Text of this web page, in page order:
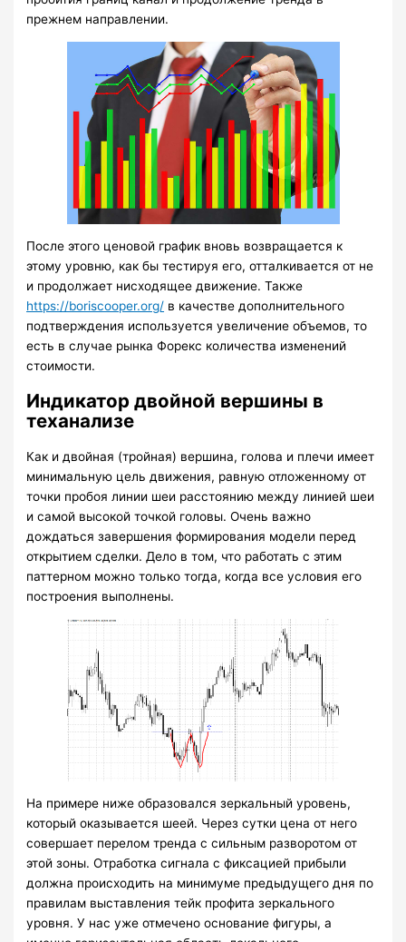
прежнем направлении.
После этого ценовой график вновь возвращается к
этому уровню, как бы тестируя его, отталкивается от не
и продолжает нисходящее движение. Также
https://boriscooper.org/ в качестве дополнительного
подтверждения используется увеличение объемов, то
есть в случае рынка Форекс количества изменений
стоимости.
Индикатор двойной вершины в
теханализе
Как и двойная (тройная) вершина, голова и плечи имеет
минимальную цель движения, равную отложенному от
точки пробоя линии шеи расстоянию между линией шеи
и самой высокой точкой головы. Очень важно
дождаться завершения формирования модели перед
открытием сделки. Дело в том, что работать с этим
паттерном можно только тогда, когда все условия его
построения выполнены.
На примере ниже образовался зеркальный уровень,
который оказывается шеей. Через сутки цена от него
совершает перелом тренда с сильным разворотом от
этой зоны. Отработка сигнала с фиксацией прибыли
должна происходить на минимуме предыдущего дня по
правилам выставления тейк профита зеркального
уровня. У нас уже отмечено основание фигуры, а